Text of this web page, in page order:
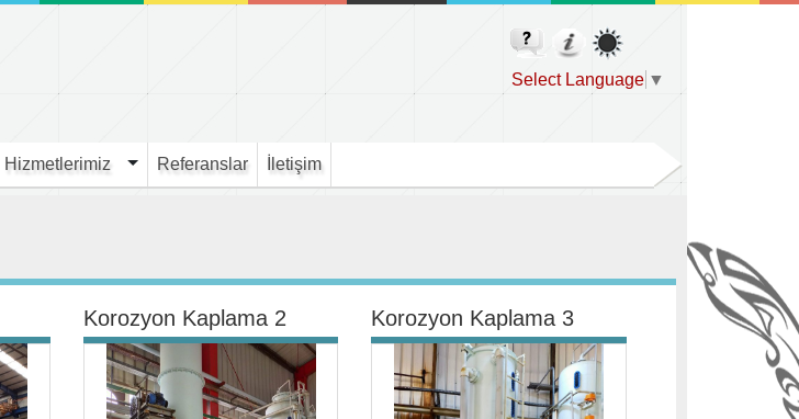
Select Language ▼
Hizmetlerimiz Referanslar İletişim
Korozyon Kaplama 2 Korozyon Kaplama 3